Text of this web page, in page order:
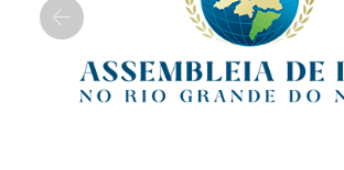
Previous